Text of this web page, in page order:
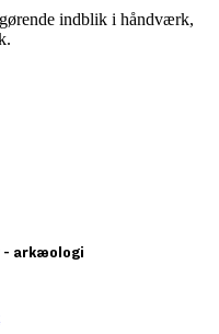
indblik i håndværk,
- arkæologi